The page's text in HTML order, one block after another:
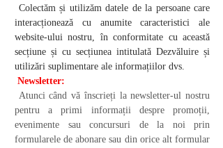
Colectăm și utilizăm datele de la persoane care
interacționează cu anumite caracteristici ale
website-ului nostru, în conformitate cu această
secțiune și cu secțiunea intitulată Dezvăluire și
utilizări suplimentare ale informațiilor dvs.
Newsletter:
Atunci când vă înscrieți la newsletter-ul nostru
pentru a primi informații despre promoții,
evenimente sau concursuri de la noi prin
formularele de abonare sau din orice alt formular